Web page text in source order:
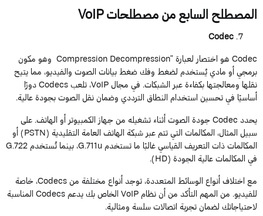
المصطلحالسابعمنمصطلحاتVoIP
Codec
Codecهو اختصارلعبارة"
Compression Decompression وهو مكون
برمجيأو مادييستخدملضغطوفكضغطبياناتالصوتوالفيديو، ممايتيح
نقلهاومعالجتهابكفاءةعبرالشبكات. فيمجال VoIP ،تلعب Codecs دورًا
أساسيًا فيتحسيناستخدامالنطاقالتردديوضماننقلالصوتبجودةعالية.
يحددCodecجودةالصوتأثناءتشغيلهمنجهازالكمبيوترأو الهاتف.على
سبيلالمثال، المكالماتالتيتتمعبرشبكةالهاتفالعامةالتقليدية(
PSTN
)أو
المكالماتذاتالتعريفالقياسيغالبًا ماتستخدمG.711u،بينماتُستخدمG.722
في المكالمات عالية الجودة (HD).
مع اختلاف أنواع الوسائط المتعددة، توجد أنواع مختلفة منCodecs، خاصة
للفيديو. من المهم التأكد من أن نظامVoIPالخاص بك يدعمCodecsالمناسبة
لاحتياجاتك لضمان تجربة اتصالات سلسة ومثالية.